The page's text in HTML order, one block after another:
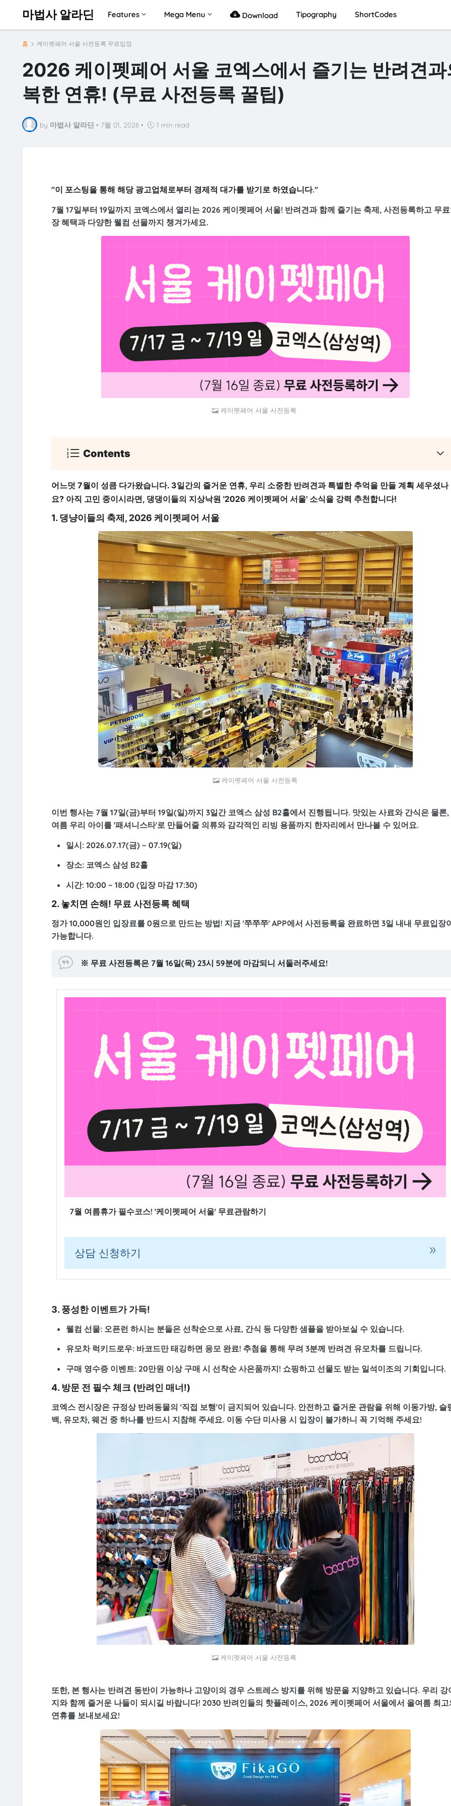
마법사 알라딘 Features Mega Menu Download Tipography ShortCodes
홈 케이펫페어 서울 사전등록 무료입장
2026 케이펫페어 서울 코엑스에서 즐기는 반려견과
복한 연휴! (무료 사전등록 꿀팁)
by 마법사 알라딘 • 7월 01, 2026 • 1 min read
"이 포스팅을 통해 해당 광고업체로부터 경제적 대가를 받기로 하였습니다."
7월 17일부터 19일까지 코엑스에서 열리는 2026 케이펫페어 서울! 반려견과 함께 즐기는 축제, 사전등록하고 무
장 혜택과 다양한 웰컴 선물까지 챙겨가세요.
케이펫페어 서울 사전등록
Contents
어느덧 7월이 성큼 다가왔습니다. 3일간의 즐거운 연휴, 우리 소중한 반려견과 특별한 추억을 만들 계획 세우셨나
요? 아직 고민 중이시라면, 댕댕이들의 지상낙원 '2026 케이펫페어 서울'소식을 강력 추천합니다!
1. 댕냥이들의 축제, 2026 케이펫페어 서울
케이펫페어 서울 사전등록
이번 행사는 7월 17일(금)부터 19일(일)까지 3일간 코엑스 삼성 B2홀에서 진행됩니다. 맛있는 사료와 간식은 물론,
여름 우리 아이를 '패셔니스타'로 만들어줄 의류와 감각적인 리빙 용품까지 한자리에서 만나볼 수 있어요.
일시: 2026.07.17(금) ~ 07.19(일)
장소: 코엑스 삼성 B2홀
시간: 10:00 ~ 18:00 (입장 마감 17:30)
2. 놓치면 손해! 무료 사전등록 혜택
정가 10,000원인 입장료를 0원으로 만드는 방법! 지금 '쭈쭈쭈' APP에서 사전등록을 완료하면 3일 내내 무료입장
가능합니다.
※ 무료 사전등록은 7월 16일(목) 23시 59분에 마감되니 서둘러주세요!
7월 여름휴가 필수코스! '케이펫페어 서울' 무료관람하기
상담 신청하기 »
3. 풍성한 이벤트가 가득!
웰컴 선물: 오픈런 하시는 분들은 선착순으로 사료, 간식 등 다양한 샘플을 받아보실 수 있습니다.
유모차 럭키드로우: 바코드만 태깅하면 응모 완료! 추첨을 통해 무려 3분께 반려견 유모차를 드립니다.
구매 영수증 이벤트: 20만원 이상 구매 시 선착순 사은품까지! 쇼핑하고 선물도 받는 일석이조의 기회입니다.
4. 방문 전 필수 체크 (반려인 매너!)
코엑스 전시장은 규정상 반려동물의 '직접 보행'이 금지되어 있습니다. 안전하고 즐거운 관람을 위해 이동가방, 슬
백, 유모차, 웨건 중 하나를 반드시 지참해 주세요. 이동 수단 미사용 시 입장이 불가하니 꼭 기억해 주세요!
케이펫페어 서울 사전등록
또한, 본 행사는 반려견 동반이 가능하나 고양이의 경우 스트레스 방지를 위해 방문을 지양하고 있습니다. 우리 강
지와 함께 즐거운 나들이 되시길 바랍니다! 2030 반려인들의 핫플레이스, 2026 케이펫페어 서울에서 올여름 최고
연휴를 보내보세요!